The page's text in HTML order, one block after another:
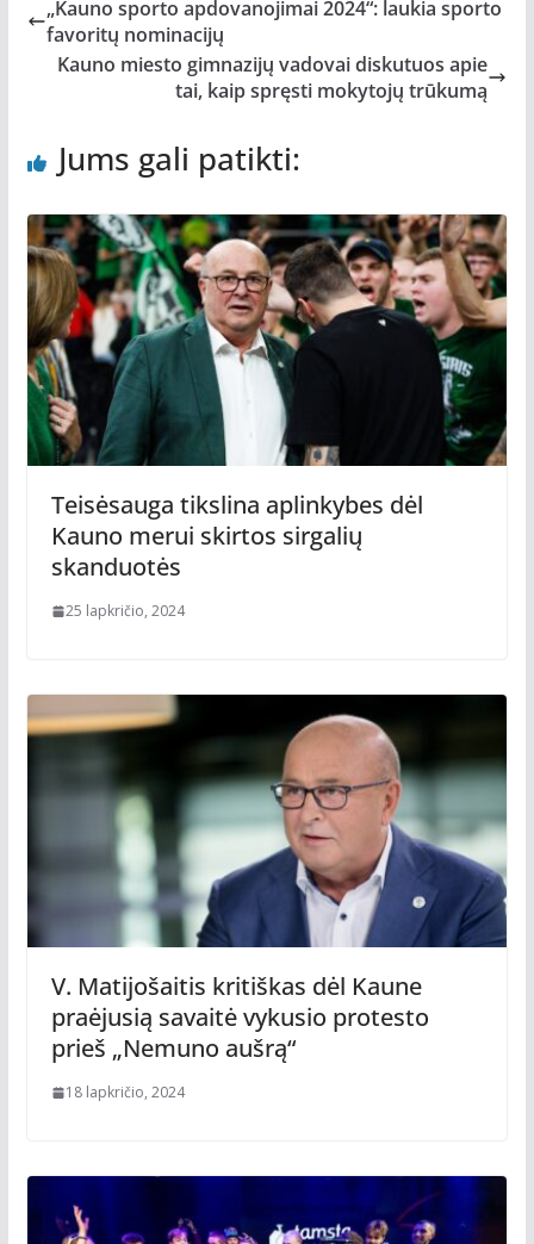
„Kauno sporto apdovanojimai 2024“: laukia sporto
favoritų nominacijų
Kauno miesto gimnazijų vadovai diskutuos apie
tai, kaip spręsti mokytojų trūkumą
Jums gali patikti:
Teisėsauga tikslina aplinkybes dėl
Kauno merui skirtos sirgalių
skanduotės
25 lapkričio, 2024
V. Matijošaitis kritiškas dėl Kaune
praėjusią savaitė vykusio protesto
prieš „Nemuno aušrą“
18 lapkričio, 2024